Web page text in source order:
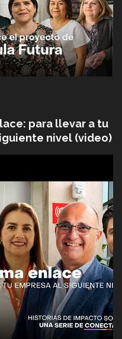
para llevar a tu
nivel (video)